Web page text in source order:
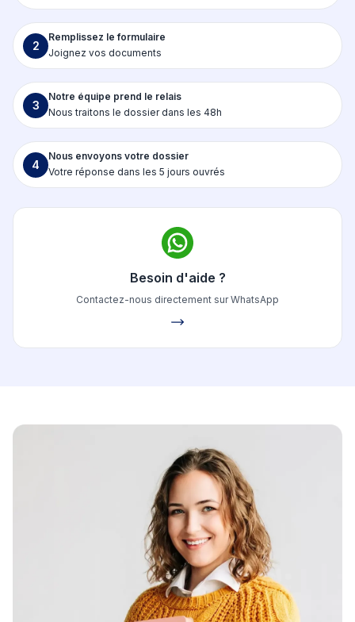
2
Remplissez le formulaire
Joignez vos documents
3
Notre équipe prend le relais
Nous traitons le dossier dans les 48h
4
Nous envoyons votre dossier
Votre réponse dans les 5 jours ouvrés
Besoin d'aide ?
Contactez-nous directement sur WhatsApp